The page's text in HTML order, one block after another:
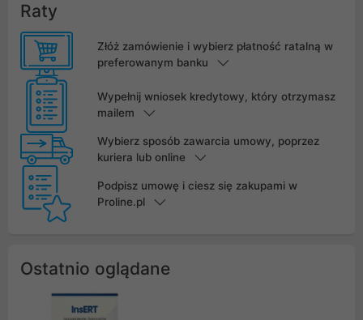
Raty
Złóż zamówienie i wybierz płatność ratalną w
preferowanym banku
Wypełnij wniosek kredytowy, który otrzymasz
mailem
Wybierz sposób zawarcia umowy, poprzez
kuriera lub online
Podpisz umowę i ciesz się zakupami w
Proline.pl
Ostatnio oglądane